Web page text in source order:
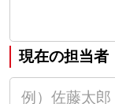
現在の担当者